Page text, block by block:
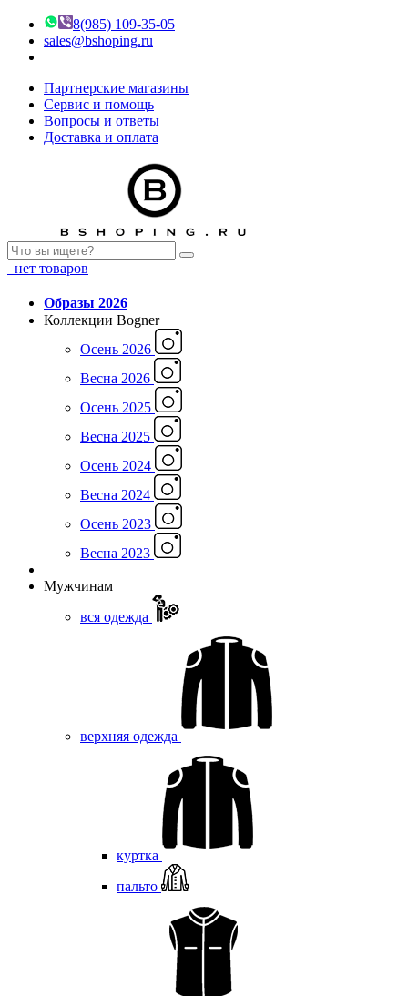
8(985) 109-35-05
sales@bshoping.ru
Партнерские магазины
Сервис и помощь
Вопросы и ответы
Доставка и оплата
нет товаров
Образы 2026
Коллекции Bogner
Осень 2026
Весна 2026
Осень 2025
Весна 2025
Осень 2024
Весна 2024
Осень 2023
Весна 2023
Мужчинам
вся одежда
верхняя одежда
куртка
пальто